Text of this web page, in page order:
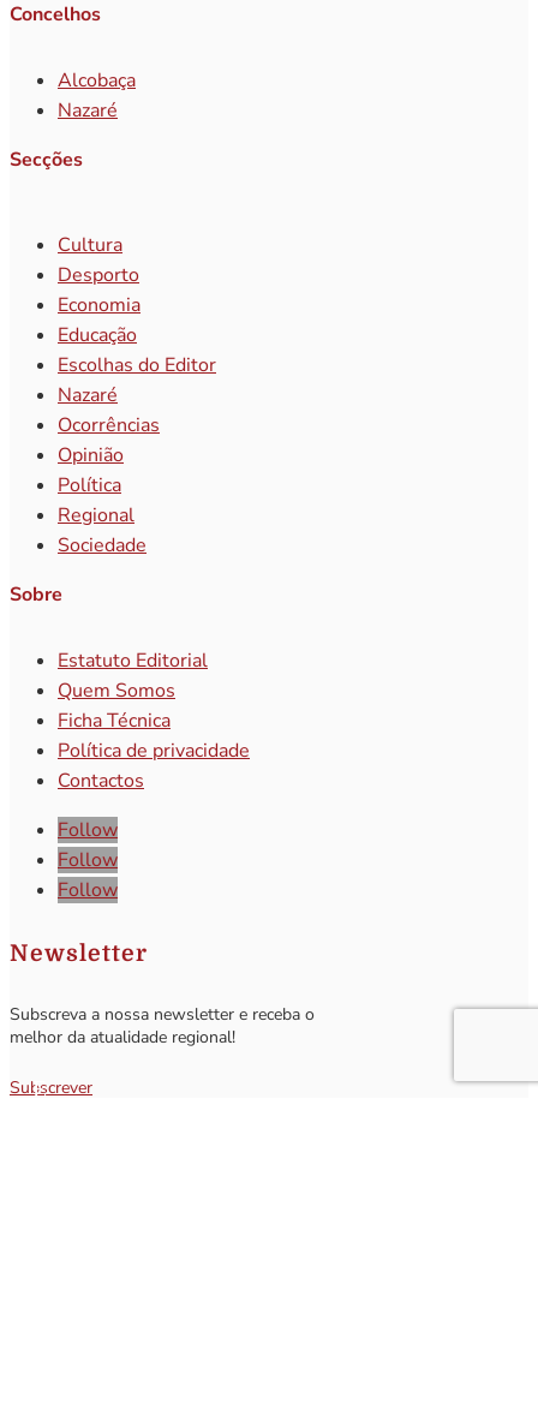
Concelhos
Alcobaça
Nazaré
Secções
Cultura
Desporto
Economia
Educação
Escolhas do Editor
Nazaré
Ocorrências
Opinião
Política
Regional
Sociedade
Sobre
Estatuto Editorial
Quem Somos
Ficha Técnica
Política de privacidade
Contactos
Follow
Follow
Follow
Newsletter
Subscreva a nossa newsletter e receba o
melhor da atualidade regional!
Subscrever